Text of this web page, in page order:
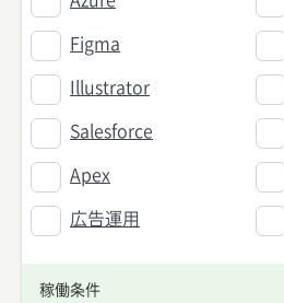
Figma
Illustrator
Salesforce
Apex
広告運用
稼働条件